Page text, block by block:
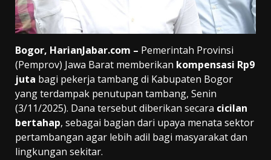
Bogor, HarianJabar.com – Pemerintah Provinsi
(Pemprov) Jawa Barat memberikan kompensasi Rp9
juta bagi pekerja tambang di Kabupaten Bogor
yang terdampak penutupan tambang, Senin
(3/11/2025). Dana tersebut diberikan secara cicilan
bertahap, sebagai bagian dari upaya menata sektor
pertambangan agar lebih adil bagi masyarakat dan
lingkungan sekitar.